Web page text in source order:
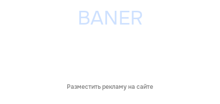
Разместить рекламу на сайте